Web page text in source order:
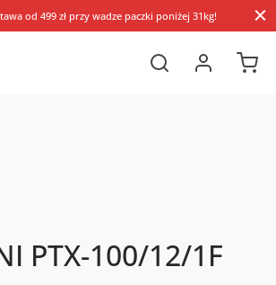
od 499 zł przy wadze paczki poniżej 31kg!
PTX-100/12/1F